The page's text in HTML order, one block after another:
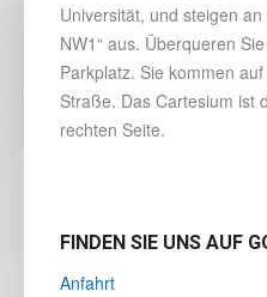
Universität, und steigen
NW1“ aus. Überqueren
Parkplatz. Sie kommen
Straße. Das Cartesium ist
rechten Seite.
FINDEN SIE UNS AUF
Anfahrt